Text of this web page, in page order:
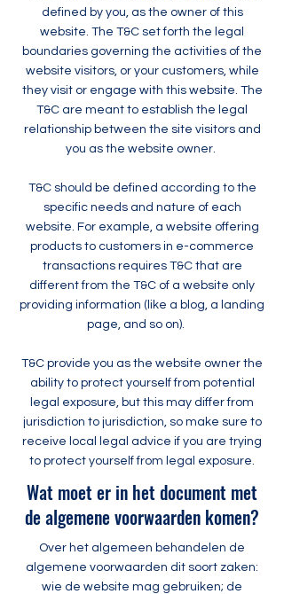
defined by you, as the owner of this
website. The T&C set forth the legal
boundaries governing the activities of the
website visitors, or your customers, while
they visit or engage with this website. The
T&C are meant to establish the legal
relationship between the site visitors and
you as the website owner.
T&C should be defined according to the
specific needs and nature of each
website. For example, a website offering
products to customers in e-commerce
transactions requires T&C that are
different from the T&C of a website only
providing information (like a blog, a landing
page, and so on).
T&C provide you as the website owner the
ability to protect yourself from potential
legal exposure, but this may differ from
jurisdiction to jurisdiction, so make sure to
receive local legal advice if you are trying
to protect yourself from legal exposure.
Wat moet er in het document met
de algemene voorwaarden komen?
Over het algemeen behandelen de
algemene voorwaarden dit soort zaken:
wie de website mag gebruiken; de